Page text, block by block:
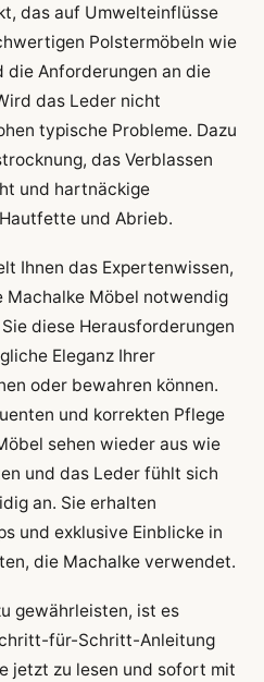
das auf Umwelteinflüsse
Polstermöbeln wie
die Anforderungen an die
das Leder nicht
typische Probleme. Dazu
das Verblassen
und hartnäckige
und Abrieb.
Ihnen das Expertenwissen,
Möbel notwendig
diese Herausforderungen
Eleganz Ihrer
oder bewahren können.
und korrekten Pflege
sehen wieder aus wie
und das Leder fühlt sich
an. Sie erhalten
und exklusive Einblicke in
die Machalke verwendet.
gewährleisten, ist es
für-Schritt-Anleitung
jetzt zu lesen und sofort mit